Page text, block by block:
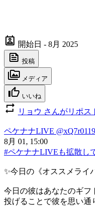
開始日 - 8月 2025
投稿
メディア
いいね
リョウ さんがリポス
ペケナナLIVE
8月 01, 15:00
#ペケナナLIVEも拡散し
✨今日の《オススメライ
今日の彼はあなたのギフ
投げることで彼を思い通